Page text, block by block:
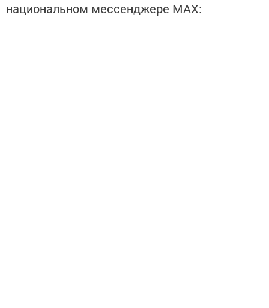
национальном мессенджере MАХ: